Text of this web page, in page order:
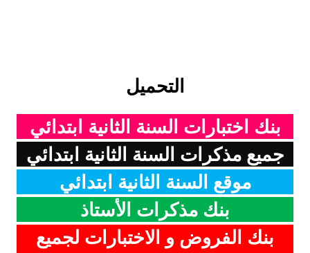
التحميل
بنك اختبارات السنة الثانية ابتدائي
جميع مذكرات السنة الثانية ابتدائي
موقع السنة الثانية ابتدائي
بنك مذكرات الأستاذ
بنك الفروض و الاختبارات لجميع